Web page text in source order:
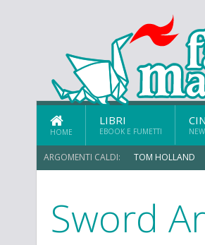
HOME
LIBRI
EBOOK E FUMETTI
ARGOMENTI CALDI: TOM HOLLAND
ERIK SOMMERS
Sword